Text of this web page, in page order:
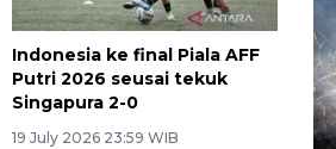
Indonesia ke final Piala AFF
Putri 2026 seusai tekuk
Singapura 2-0
19 July 2026 23:59 WIB
anggaran untuk bibit